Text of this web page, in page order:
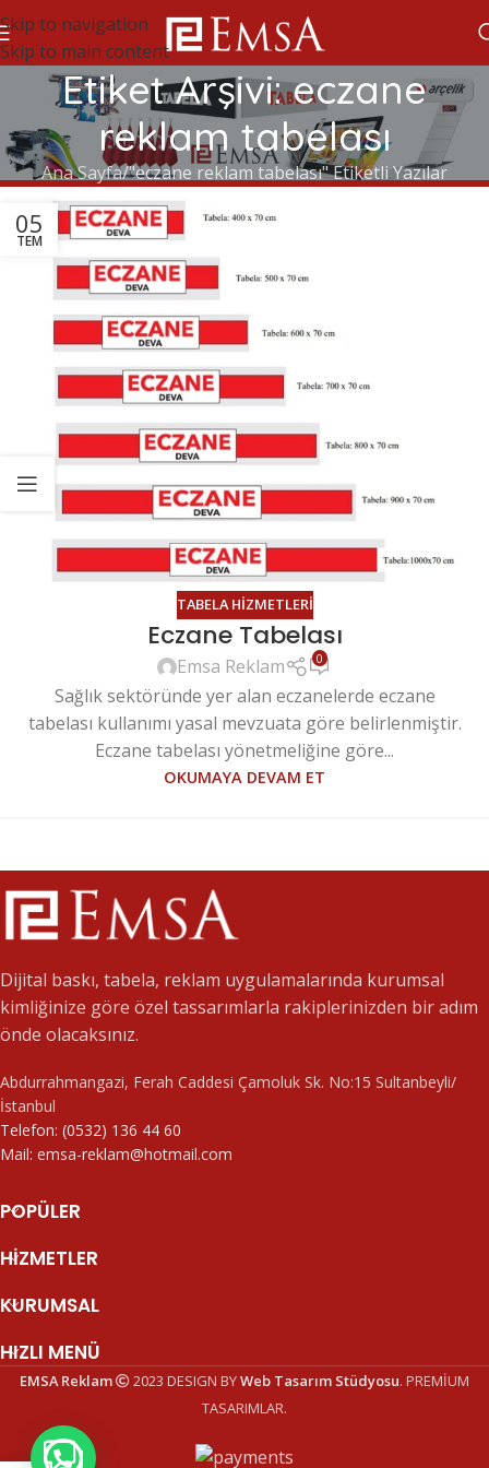
Skip to navigation
Skip to main content
Etiket Arşivi: eczane
reklam tabelası
Ana Sayfa "eczane reklam tabelası" Etiketli Yazılar
05
TEM
TABELA HIZMETLERI
Eczane Tabelası
Emsa Reklam 0
Sağlık sektöründe yer alan eczanelerde eczane
tabelası kullanımı yasal mevzuata göre belirlenmiştir.
Eczane tabelası yönetmeliğine göre...
OKUMAYA DEVAM ET
Dijital baskı, tabela, reklam uygulamalarında kurumsal
kimliğinize göre özel tassarımlarla rakiplerinizden bir adım
önde olacaksınız.
Abdurrahmangazi, Ferah Caddesi Çamoluk Sk. No:15 Sultanbeyli/
İstanbul
Telefon: (0532) 136 44 60
Mail: emsa-reklam@hotmail.com
POPÜLER
HIZMETLER
KURUMSAL
HIZLI MENÜ
EMSA Reklam 2023 DESIGN BYWeb Tasarım Stüdyosu. PREMİUM
TASARIMLAR.